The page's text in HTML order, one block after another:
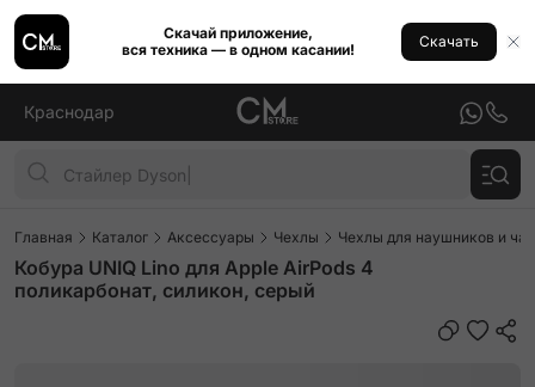
Скачай приложение,
вся техника — в одном касании!
Скачать
Краснодар
Главная Каталог Аксессуары Чехлы Чехлы для наушников и
Кобура UNIQ Lino для Apple AirPods 4
поликарбонат, силикон, серый